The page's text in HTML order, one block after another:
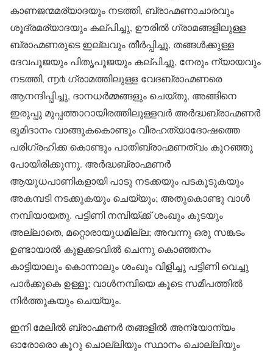
കാണജന്മമര്യാദയും നടത്തി, ബ്രാഹ്മണാചാരവും
ശൂദ്രമര്യാദയും കല്പിച്ചു, ഊരിൽ ഗ്രാമങ്ങളിലുള്ള
ബ്രാഹ്മണരുടെ ഇല്ലവും തീർപ്പിച്ചു, തങ്ങൾക്കുള്ള
ദേവപൂജയും പിതൃപൂജയും കല്പിച്ചു, നേരും ന്യായവും
നടത്തി, ൬൪ ഗ്രാമത്തിലുള്ള വേദബ്രാഹ്മണരെ
ആനന്ദിപ്പിച്ചു, ദാനധർമ്മങ്ങളും ചെയ്തു, അങ്ങിനെ
ഇരുപ്പു മുപ്പത്താറായിരത്തിലുള്ളവർ അർദ്ധബ്രാഹ്മണർ
ഭൂമിദാനം വാങ്ങുകകൊണ്ടും വീരഹത്യാദോഷത്തെ
പരിഗ്രഹിക്ക കൊണ്ടും പാതിബ്രാഹ്മണത്വം കുറഞ്ഞു
പോയിരിക്കുന്നു. അർദ്ധബ്രാഹ്മണർ
ആയുധപാണികളായി പാടു നടക്കയും പടകൂടുകയും
അകമ്പടി നടക്കുകയും ചെയ്യും; അതുകൊണ്ടു വാൾ
നമ്പിയായതു. പട്ടിണി നമ്പിയ്ക്ക് ശംഖും കുടയും
അല്ലാതെ, മറ്റൊരായുധമില്ല; അവന്നു ഒരു സങ്കടം
ഉണ്ടായാൽ കുളക്കടവിൽ ചെന്നു കൊഞ്ഞനം
കാട്ടിയാലും കൊന്നാലും ശംഖും വിളിച്ചു പട്ടിണി വെച്ചു
പാർക്കുകെ ഉള്ളൂ; വാൾനമ്പിയെ കൂടെ സമീപത്തിൽ
നിർത്തുകയും ചെയ്യും.
ഇനി മേലിൽ ബ്രാഹ്മണർ തങ്ങളിൽ അന്യോന്യം
ഓരോരൊ കൂറു ചൊല്ലിയും സ്ഥാനം ചൊല്ലിയും